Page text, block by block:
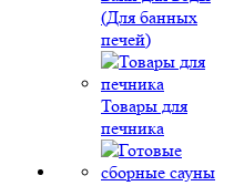
(Для банных
печей)
Товары для
печника